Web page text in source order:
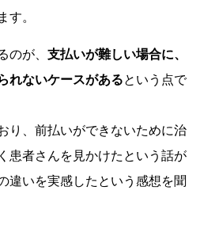
す。
のが、 支払いが難しい場合に、
れないケースがあるという点で
り、前払いができないために治
患者さんを見かけたという話が
違いを実感したという感想を聞